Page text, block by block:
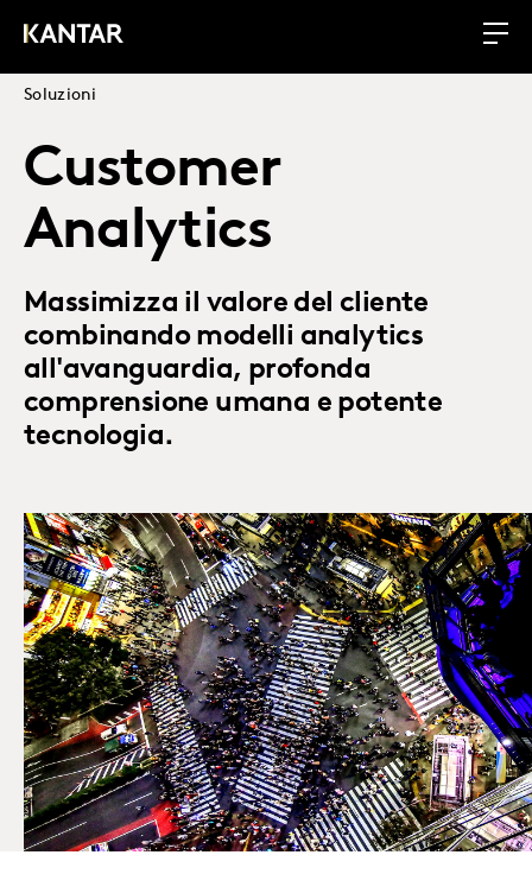
Soluzioni
Customer
Analytics
Massimizza il valore del cliente
combinando modelli analytics
all'avanguardia, profonda
comprensione umana e potente
tecnologia.